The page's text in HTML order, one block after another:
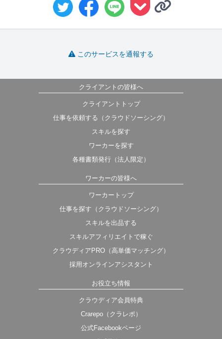
このサービスを通報する
クライアントの皆様へ
クライアントトップ
仕事を依頼する（クラウドソーシング）
スキルを探す
ワーカーを探す
各種書類発行（法人限定）
ワーカーの皆様へ
ワーカートップ
仕事を探す（クラウドソーシング）
スキルを出品する
スキルアフィリエイトで稼ぐ
クラウディアPRO（高単価マッチング）
採用オンラインアシスタント
お役立ち情報
クラウディア会員特典
Crarepo（クラレポ）
公式Facebookページ